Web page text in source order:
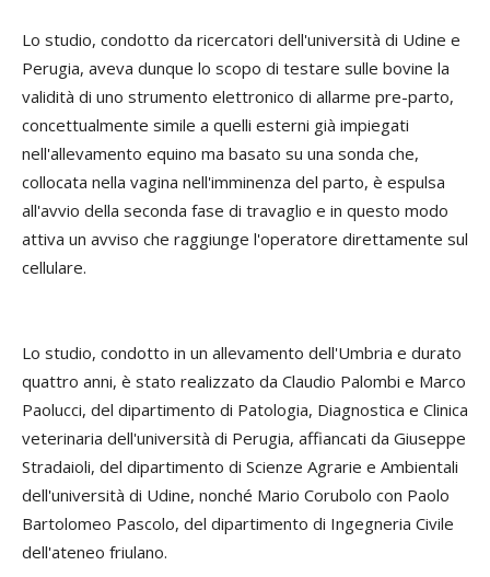
Lo studio, condotto da ricercatori dell'università di Udine e
Perugia, aveva dunque lo scopo di testare sulle bovine la
validità di uno strumento elettronico di allarme pre-parto,
concettualmente simile a quelli esterni già impiegati
nell'allevamento equino ma basato su una sonda che,
collocata nella vagina nell'imminenza del parto, è espulsa
all'avvio della seconda fase di travaglio e in questo modo
attiva un avviso che raggiunge l'operatore direttamente sul
cellulare.
Lo studio, condotto in un allevamento dell'Umbria e durato
quattro anni, è stato realizzato da Claudio Palombi e Marco
Paolucci, del dipartimento di Patologia, Diagnostica e Clinica
veterinaria dell'università di Perugia, affiancati da Giuseppe
Stradaioli, del dipartimento di Scienze Agrarie e Ambientali
dell'università di Udine, nonché Mario Corubolo con Paolo
Bartolomeo Pascolo, del dipartimento di Ingegneria Civile
dell'ateneo friulano.